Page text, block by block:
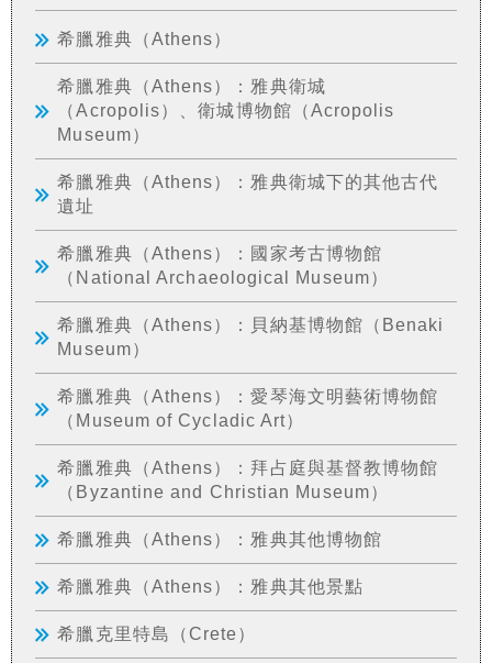
希臘雅典（Athens）
希臘雅典（Athens）：雅典衛城
（Acropolis）、衛城博物館（Acropolis
Museum）
希臘雅典（Athens）：雅典衛城下的其他古代
遺址
希臘雅典（Athens）：國家考古博物館
（National Archaeological Museum）
希臘雅典（Athens）：貝納基博物館（Benaki
Museum）
希臘雅典（Athens）：愛琴海文明藝術博物館
（Museum of Cycladic Art）
希臘雅典（Athens）：拜占庭與基督教博物館
（Byzantine and Christian Museum）
希臘雅典（Athens）：雅典其他博物館
希臘雅典（Athens）：雅典其他景點
希臘克里特島（Crete）